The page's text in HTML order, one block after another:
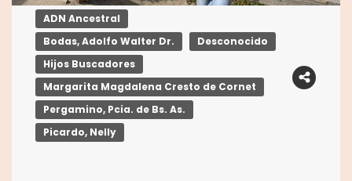
ADN Ancestral
Bodas, Adolfo Walter Dr.
Desconocido
Hijos Buscadores
Margarita Magdalena Cresto de Cornet
Pergamino, Pcia. de Bs. As.
Picardo, Nelly